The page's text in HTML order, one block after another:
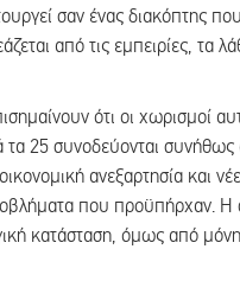
σαν ένας διακόπτης
από τις εμπειρίες,
ότι οι χωρισμοί
τα 25 συνοδεύονται
ανεξαρτησία και
που προϋπήρχαν. Η
κατάσταση, όμως από